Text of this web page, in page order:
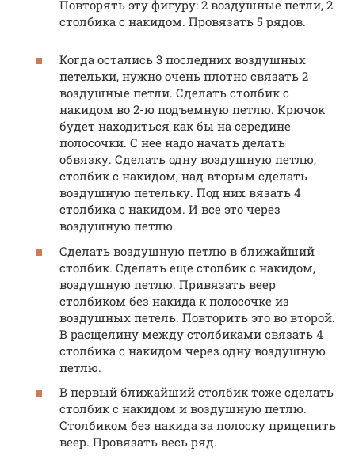
Повторять эту фигуру: 2 воздушные петли, 2
столбика с накидом. Провязать 5 рядов.
Когда остались 3 последних воздушных
петельки, нужно очень плотно связать 2
воздушные петли. Сделать столбик с
накидом во 2-ю подъемную петлю. Крючок
будет находиться как бы на середине
полосочки. С нее надо начать делать
обвязку. Сделать одну воздушную петлю,
столбик с накидом, над вторым сделать
воздушную петельку. Под них вязать 4
столбика с накидом. И все это через
воздушную петлю.
Сделать воздушную петлю в ближайший
столбик. Сделать еще столбик с накидом,
воздушную петлю. Привязать веер
столбиком без накида к полосочке из
воздушных петель. Повторить это во второй.
В расщелину между столбиками связать 4
столбика с накидом через одну воздушную
петлю.
В первый ближайший столбик тоже сделать
столбик с накидом и воздушную петлю.
Столбиком без накида за полоску прицепить
веер. Провязать весь ряд.